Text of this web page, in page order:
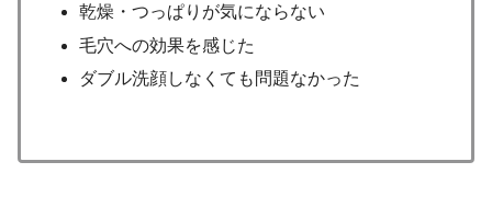
乾燥・つっぱりが気にならない
毛穴への効果を感じた
ダブル洗顔しなくても問題なかった